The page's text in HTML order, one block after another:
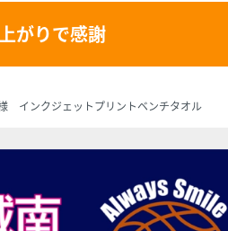
がりで感謝
インクジェットプリントベンチタオル